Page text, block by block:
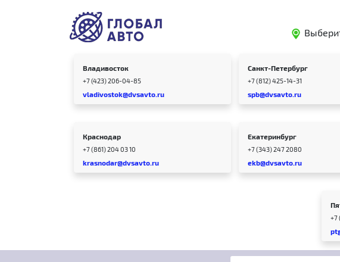
Владивосток
+7 (423) 206-04-85
vladivostok@dvsavto.ru
Санкт-Петербург
+7 (812) 425-14-31
spb@dvsavto.ru
Краснодар
+7 (861) 204 03 10
krasnodar@dvsavto.ru
Екатеринбург
+7 (343) 247 2080
ekb@dvsavto.ru
+7